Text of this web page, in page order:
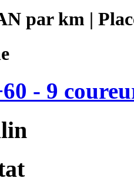
par km |
- 9